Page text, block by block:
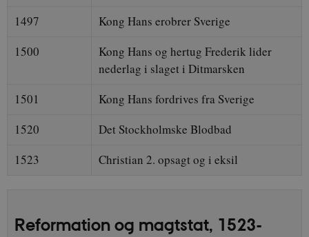
1497
Kong Hans erobrer Sverige
1500
Kong Hans og hertug Frederik lider
nederlag i slaget i Ditmarsken
1501
Kong Hans fordrives fra Sverige
1520
Det Stockholmske Blodbad
1523
Christian 2. opsagt og i eksil
Reformation og magtstat, 1523-